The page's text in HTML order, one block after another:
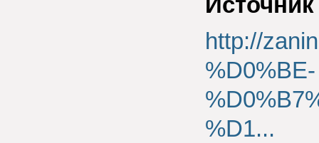
http://
%D0%BE-
%D1...